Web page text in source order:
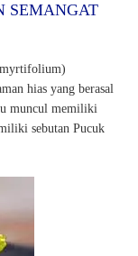
SEMANGAT
myrtifolium)
hias yang berasal
muncul memiliki
sebutan Pucuk